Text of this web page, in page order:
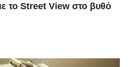
το Street View στο βυθό